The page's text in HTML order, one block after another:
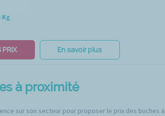
Kg
PRIX En savoir plus
à proximité
sur son secteur pour proposer le prix des buches